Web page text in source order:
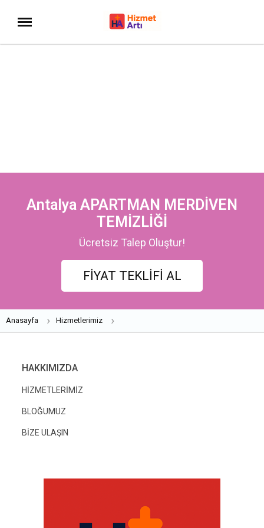
Antalya APARTMAN MERDİVEN
TEMİZLİĞİ
Ücretsiz Talep Oluştur!
FİYAT TEKLİFİ AL
Anasayfa Hizmetlerimiz
HAKKIMIZDA
HİZMETLERİMİZ
BLOĞUMUZ
BİZE ULAŞIN